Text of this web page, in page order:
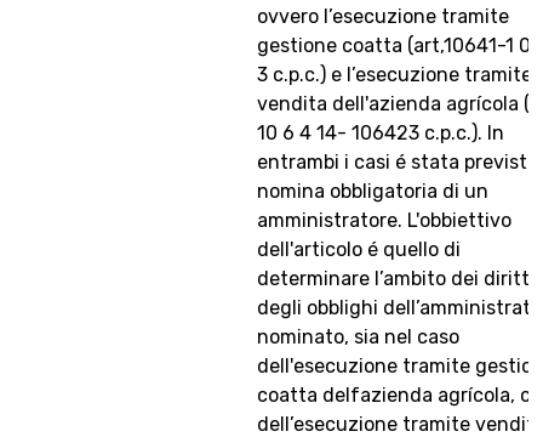
ovvero l’esecuzione tramite
gestione coatta (art,10641-1 0
3 c.p.c.) e l’esecuzione tramite
vendita dell'azienda agrícola
10 6 4 14- 106423 c.p.c.). ln
entrambi i casi é stata prevista
nomina obbligatoria di un
amministratore. L'obbiettivo
dell'articolo é quello di
determinare l’ambito dei diritti
degli obblighi
nominato, sia nel caso
dell'esecuzione tramite
coatta delfazienda agrícola,
dell’esecuzione tramite